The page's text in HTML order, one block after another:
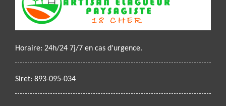
Horaire: 24h/24 7j/7 en cas d'urgence.
Siret: 893-095-034